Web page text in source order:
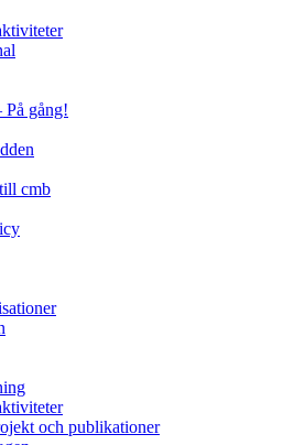
På gång!
cmb
och publikationer